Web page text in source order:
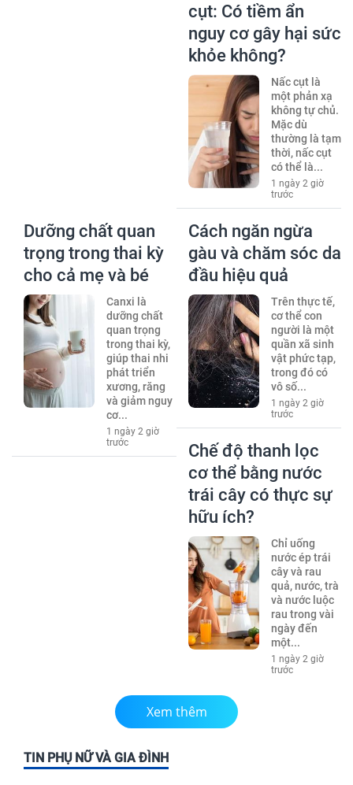
cụt: Có tiềm ẩn
nguy cơ gây hại sức
khỏe không?
Nấc cụt là
một phản xạ
không tự chủ.
Mặc dù
thường là tạm
thời, nấc cụt
có thể là...
1 ngày 2 giờ
trước
Dưỡng chất quan
trọng trong thai kỳ
cho cả mẹ và bé
Canxi là
dưỡng chất
quan trọng
trong thai kỳ,
giúp thai nhi
phát triển
xương, răng
và giảm nguy
cơ...
1 ngày 2 giờ
trước
Cách ngăn ngừa
gàu và chăm sóc da
đầu hiệu quả
Trên thực tế,
cơ thể con
người là một
quần xã sinh
vật phức tạp,
trong đó có
vô số...
1 ngày 2 giờ
trước
Chế độ thanh lọc
cơ thể bằng nước
trái cây có thực sự
hữu ích?
Chỉ uống
nước ép trái
cây và rau
quả, nước, trà
và nước luộc
rau trong vài
ngày đến
một...
1 ngày 2 giờ
trước
Xem thêm
TIN PHỤ NỮ VÀ GIA ĐÌNH